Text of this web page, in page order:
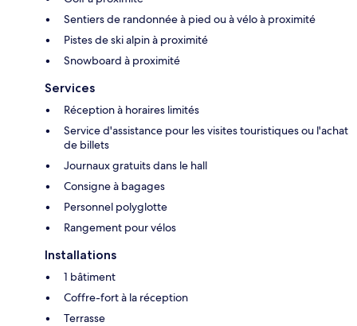
Sentiers de randonnée à pied ou à vélo à proximité
Pistes de ski alpin à proximité
Snowboard à proximité
Services
Réception à horaires limités
Service d'assistance pour les visites touristiques ou l'achat
de billets
Journaux gratuits dans le hall
Consigne à bagages
Personnel polyglotte
Rangement pour vélos
Installations
1 bâtiment
Coffre-fort à la réception
Terrasse